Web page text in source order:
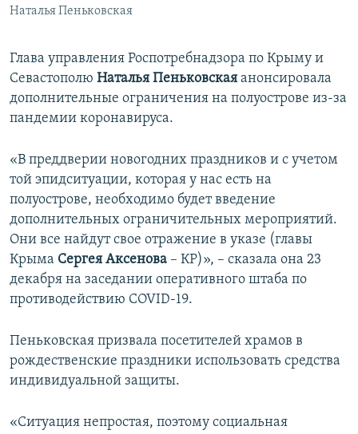
Все сайты RFE/RL
Наталья Пеньковская
Глава управления Роспотребнадзора по Крыму и
Севастополю Наталья Пеньковская анонсировала
дополнительные ограничения на полуострове из-за
пандемии коронавируса.
«В преддверии новогодних праздников и с учетом
той эпидситуации, которая у нас есть на
полуострове, необходимо будет введение
дополнительных ограничительных мероприятий.
Они все найдут свое отражение в указе (главы
Крыма Сергея Аксенова – КР)», – сказала она 23
декабря на заседании оперативного штаба по
противодействию COVID-19.
Пеньковская призвала посетителей храмов в
рождественские праздники использовать средства
индивидуальной защиты.
«Ситуация непростая, поэтому социальная